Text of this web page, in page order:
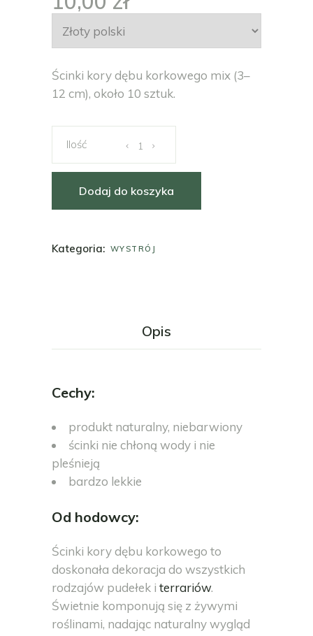
Ścinki kory dębu korkowego mix (3–
12 cm), około 10 sztuk.
Ścinki kory dębu korkowego (3–12 cm) ilość
Dodaj do koszyka
Kategoria: WYSTRÓJ
Opis
Cechy:
produkt naturalny, niebarwiony
ścinki nie chłoną wody i nie
pleśnieją
bardzo lekkie
Od hodowcy:
Ścinki kory dębu korkowego to
doskonała dekoracja do wszystkich
rodzajów pudełek i terrariów.
Świetnie komponują się z żywymi
roślinami, nadając naturalny wygląd